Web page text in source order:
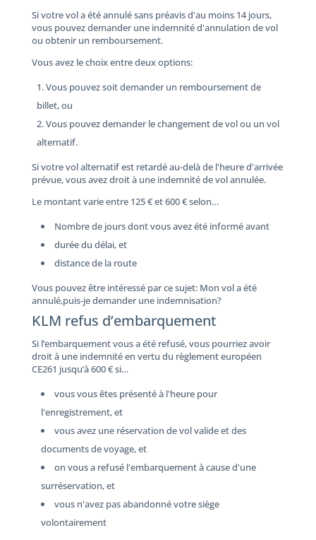
Si votre vol a été annulé sans préavis d'au moins 14 jours,
vous pouvez demander une indemnité d'annulation de vol
ou obtenir un remboursement.
Vous avez le choix entre deux options:
Vous pouvez soit demander un remboursement de
billet, ou
Vous pouvez demander le changement de vol ou un vol
alternatif.
Si votre vol alternatif est retardé au-delà de l'heure d'arrivée
prévue, vous avez droit à une indemnité de vol annulée.
Le montant varie entre 125 € et 600 € selon…
Nombre de jours dont vous avez été informé avant
durée du délai, et
distance de la route
Vous pouvez être intéressé par ce sujet: Mon vol a été
annulé,puis-je demander une indemnisation?
KLM refus d’embarquement
Si l’embarquement vous a été refusé, vous pourriez avoir
droit à une indemnité en vertu du règlement européen
CE261 jusqu’à 600 € si…
vous vous êtes présenté à l'heure pour
l'enregistrement, et
vous avez une réservation de vol valide et des
documents de voyage, et
on vous a refusé l'embarquement à cause d'une
surréservation, et
vous n'avez pas abandonné votre siège
volontairement